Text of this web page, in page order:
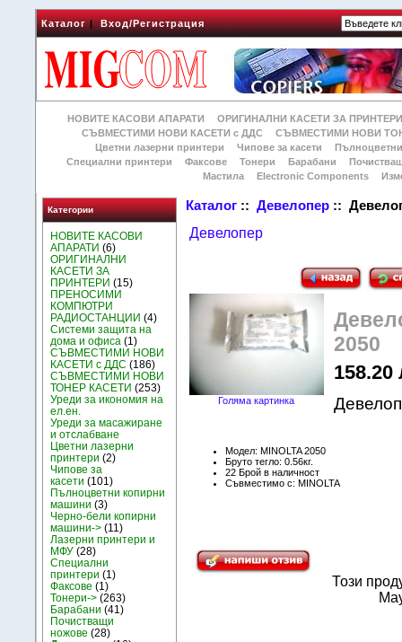
Каталог|Вход/Регистрация
НОВИТЕ КАСОВИ АПАРАТИ
ОРИГИНАЛНИ КАСЕТИ ЗА
СЪВМЕСТИМИ НОВИ КАСЕТИ с ДДС
СЪВМЕСТИМИ НОВИ
Цветни лазерни принтери
Чипове за касети
Специални принтери
Факсове Тонери Барабани
Мастила
Electronic Components
Категории
НОВИТЕ КАСОВИ
АПАРАТИ (6)
ОРИГИНАЛНИ
КАСЕТИ ЗА
ПРИНТЕРИ (15)
ПРЕНОСИМИ
КОМПЮТРИ
РАДИОСТАНЦИИ (4)
Системи защита на
дома и офиса (1)
СЪВМЕСТИМИ НОВИ
КАСЕТИ с ДДС (186)
СЪВМЕСТИМИ НОВИ
ТОНЕР КАСЕТИ (253)
Уреди за икономия на
ел.ен.
Уреди за масажиране
и отслабване
Цветни лазерни
принтери (2)
Чипове за
касети (101)
Пълноцветни копирни
машини (3)
Черно-бели копирни
машини-> (11)
Лазерни принтери и
МФУ (28)
Специални
принтери (1)
Факсове (1)
Тонери-> (263)
Барабани (41)
Почистващи
ножове (28)
Каталог ::Девелопер ::
Девелопер
Голяма картинка
2050
158.20
Модел: MINOLTA 2050
Бруто тегло: 0.56кг.
22 Брой в наличност
Съвместимо с: MINOLTA
Този